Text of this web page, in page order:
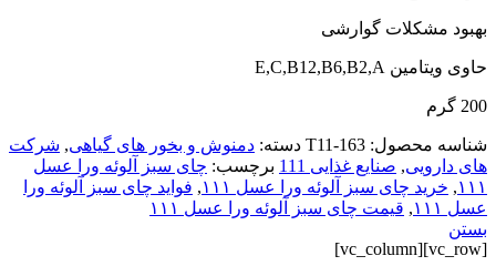
بهبود مشکلات گوارشی
حاوی ویتامین E,C,B12,B6,B2,A
200 گرم
شناسه محصول: T11-163 دسته: دمنوش و بخور های گیاهی, شرکت
های دارویی, صنایع غذایی 111 برچسب: چای سبز آلوئه ورا عسل
۱۱۱, خرید چای سبز آلوئه ورا عسل ۱۱۱ , فواید چای سبز آلوئه ورا
عسل ۱۱۱
, قیمت چای سبز آلوئه ورا عسل ۱۱۱
بستن
[vc_row][vc_column]